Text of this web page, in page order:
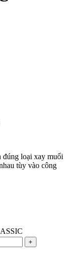
loại xay muối
tùy vào công